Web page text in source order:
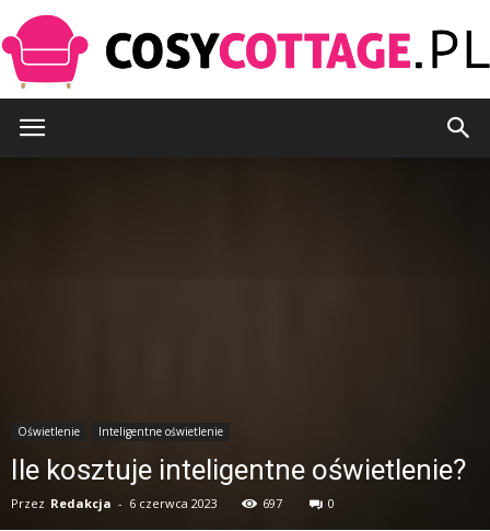
Oświetlenie Inteligentne oświetlenie
Ile kosztuje inteligentne oświetlenie?
Przez Redakcja - 6 czerwca 2023 697 0